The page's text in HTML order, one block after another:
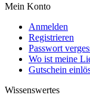
Mein Konto
Anmelden
Registrieren
Passwort
Wo ist meine
Gutschein
Wissenswertes